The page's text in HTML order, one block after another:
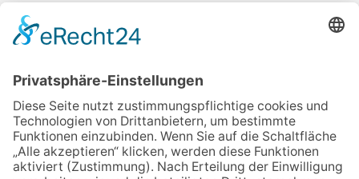
Veranstalter:
wir pflegen in Thüringen e.V.
99085 Erfurt
Email schreiben
Uns unterstützen / Spenden